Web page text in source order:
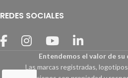
REDES SOCIALES
Entendemos el valor de su
Las marcas registradas,